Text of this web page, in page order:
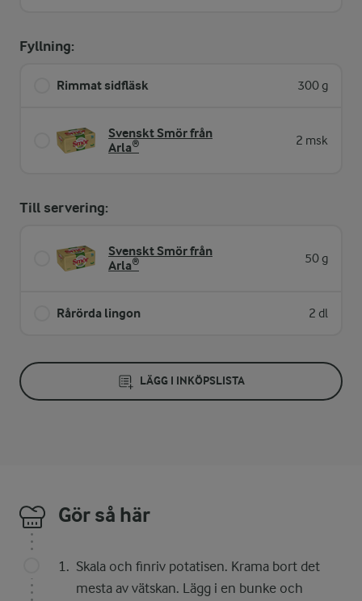
Fyllning:
Rimmat sidfläsk 300 g
Svenskt Smör från
Arla®
2 msk
Till servering:
Svenskt Smör från
Arla®
50 g
Rårörda lingon 2 dl
LÄGG I INKÖPSLISTA
Gör så här
Skala och finriv potatisen. Krama bort det
mesta av vätskan. Lägg i en bunke och